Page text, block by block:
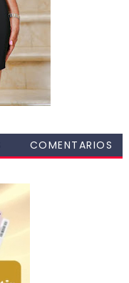
COMENTARIOS